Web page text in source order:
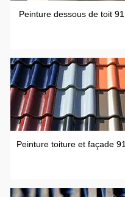
Peinture dessous de toit 91
Peinture toiture et façade 91